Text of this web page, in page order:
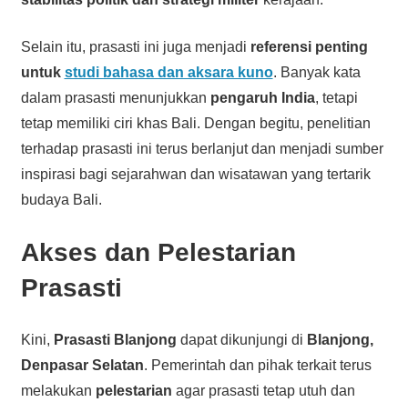
Selain itu, prasasti ini juga menjadi referensi penting
untuk studi bahasa dan aksara kuno. Banyak kata
dalam prasasti menunjukkan pengaruh India, tetapi
tetap memiliki ciri khas Bali. Dengan begitu, penelitian
terhadap prasasti ini terus berlanjut dan menjadi sumber
inspirasi bagi sejarahwan dan wisatawan yang tertarik
budaya Bali.
Akses dan Pelestarian
Prasasti
Kini, Prasasti Blanjong dapat dikunjungi di Blanjong,
Denpasar Selatan. Pemerintah dan pihak terkait terus
melakukan pelestarian agar prasasti tetap utuh dan